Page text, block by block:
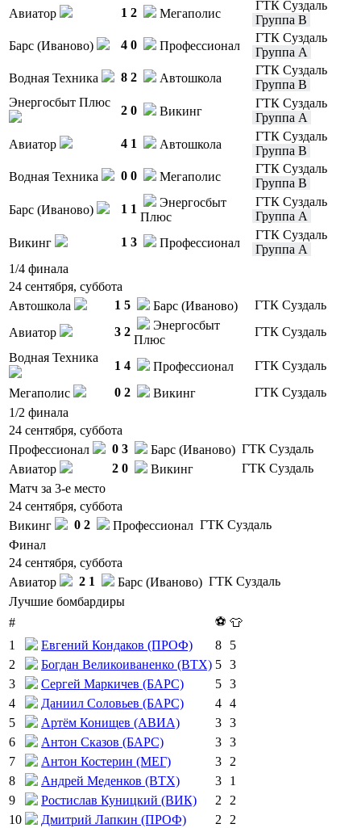
Авиатор
1 2 Мегаполис
ГТК Суздаль
Группа B
Барс (Иваново)
4 0 Профессионал
ГТК Суздаль
Группа A
Водная Техника
8 2 Автошкола
ГТК Суздаль
Группа B
Энергосбыт Плюс
2 0 Викинг
ГТК Суздаль
Группа A
Авиатор
4 1 Автошкола
ГТК Суздаль
Группа B
Водная Техника
0 0 Мегаполис
ГТК Суздаль
Группа B
Барс (Иваново)
1 1
Энергосбыт
Плюс
ГТК Суздаль
Группа A
Викинг
1 3 Профессионал
ГТК Суздаль
Группа A
1/4 финала
24 сентября, суббота
Автошкола
1 5 Барс (Иваново)
ГТК Суздаль
Авиатор
3 2
Энергосбыт
Плюс
ГТК Суздаль
Водная Техника
1 4 Профессионал
ГТК Суздаль
Мегаполис
0 2 Викинг
ГТК Суздаль
1/2 финала
24 сентября, суббота
Профессионал
0 3 Барс (Иваново) ГТК Суздаль
Авиатор
2 0 Викинг
ГТК Суздаль
Матч за 3-е место
24 сентября, суббота
Викинг
0 2 Профессионал ГТК Суздаль
Финал
24 сентября, суббота
Авиатор
2 1 Барс (Иваново) ГТК Суздаль
Лучшие бомбардиры
#
⚽ 👕
1
Евгений Кондаков (ПРОФ) 8
5
2
Богдан Великоиваненко (ВТХ) 5 3
3
Сергей Маркичев (БАРС) 5 3
4
Даниил Соловьев (БАРС) 4 4
5
Артём Конищев (АВИА) 3 3
6
Антон Сказов (БАРС) 3 3
7
Антон Костерин (МЕГ) 3
2
8
Андрей Меденков (ВТХ) 3
1
9
Ростислав Куницкий (ВИК) 2
2
10
Дмитрий Лапкин (ПРОФ) 2
2